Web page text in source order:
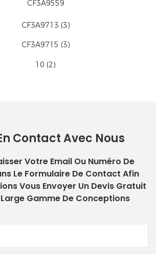
Contact Avec Nous
Votre Email Ou Numéro De
Le Formulaire De Contact Afin
Vous Envoyer Un Devis Gratuit
Gamme De Conceptions